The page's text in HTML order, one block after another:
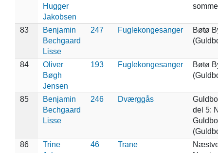
Hugger
Jakobsen
83
Benjamin
Bechgaard
Lisse
247 Fuglekongesanger
Bøtø
84
Oliver
Bøgh
Jensen
193 Fuglekongesanger
Bøtø
85
Benjamin
Bechgaard
Lisse
246 Dværggås
del 5:
86
Trine
46 Trane